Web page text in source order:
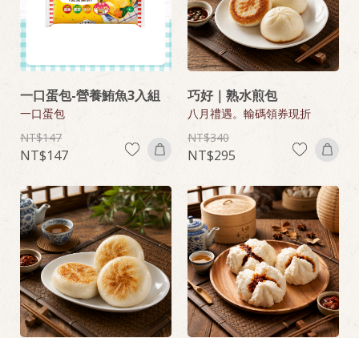
一口蛋包-營養鮪魚3入組
一口蛋包
147
147
巧好｜熟水煎包
八月禮遇。輸碼領券現折
340
295